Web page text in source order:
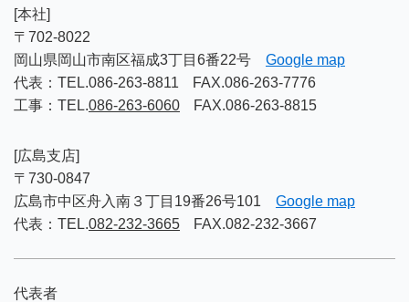
[本社]
〒702-8022
岡山県岡山市南区福成3丁目6番22号 Google map
代表：TEL.086-263-8811
FAX.086-263-7776
工事：TEL.086-263-6060 FAX.086-263-8815
[広島支店]
〒730-0847
広島市中区舟入南３丁目19番26号101 Google map
代表：TEL.082-232-3665 FAX.082-232-3667
代表者